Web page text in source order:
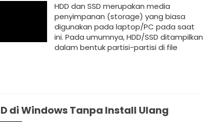
HDD dan SSD merupakan media
penyimpanan (storage) yang biasa
digunakan pada laptop/PC pada saat
ini. Pada umumnya, HDD/SSD ditampilkan
dalam bentuk partisi-partisi di file
di Windows Tanpa Install Ulang